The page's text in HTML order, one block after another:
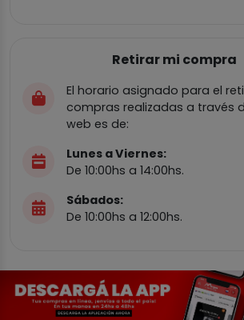
Retirar mi compra
El horario asignado para el
compras realizadas a través
web es de:
Lunes a Viernes:
De 10:00hs a 14:00hs.
Sábados:
De 10:00hs a 12:00hs.